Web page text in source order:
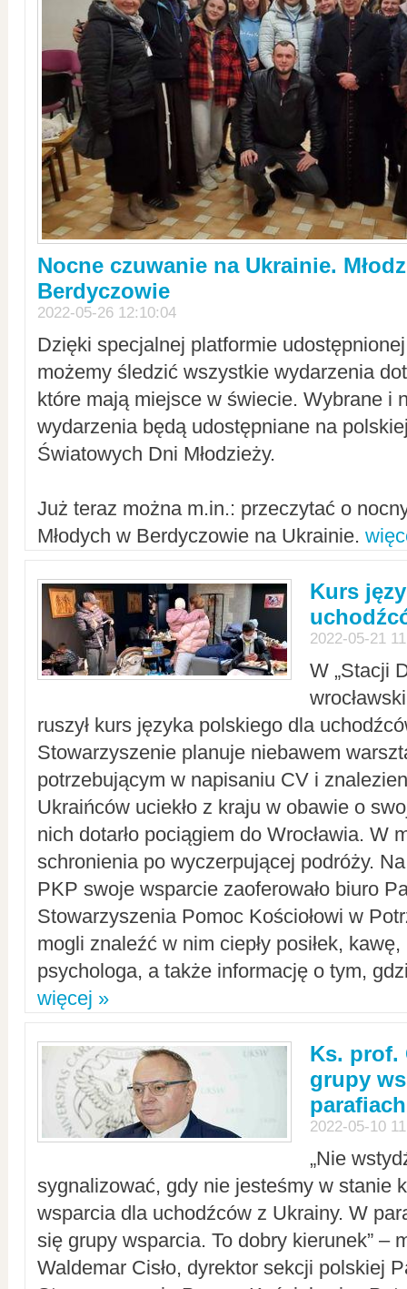
Nocne czuwanie na Ukrainie.
Berdyczowie
2022-05-26 12:10:04
Dzięki specjalnej platformie
możemy śledzić wszystkie wydarzenia
które mają miejsce w świecie. Wybrane i
wydarzenia będą udostępniane na
Światowych Dni Młodzieży.
Już teraz można m.in.: przeczytać o
Młodych w Berdyczowie na Ukrainie.
Kurs
2022-05-21
W „Stacji
ruszył kurs języka polskiego dla
Stowarzyszenie planuje niebawem
potrzebującym w napisaniu CV i
Ukraińców uciekło z kraju w obawie o
nich dotarło pociągiem do Wrocławia. W
schronienia po wyczerpującej podróży.
PKP swoje wsparcie zaoferowało biuro
Stowarzyszenia Pomoc Kościołowi w
mogli znaleźć w nim ciepły posiłek,
psychologa, a także informację o tym,
więcej »
Ks. prof.
grupy
parafiach
2022-05-10
„Nie
sygnalizować, gdy nie jesteśmy w stanie
wsparcia dla uchodźców z Ukrainy. W
się grupy wsparcia. To dobry kierunek” –
Waldemar Cisło, dyrektor sekcji polskiej